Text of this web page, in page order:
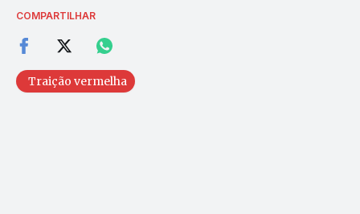
COMPARTILHAR
Traição vermelha